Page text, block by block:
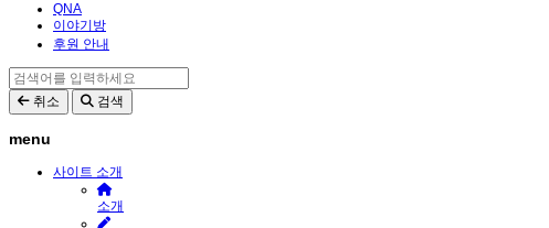
QNA
이야기방
후원 안내
취소 검색
menu
사이트 소개
소개